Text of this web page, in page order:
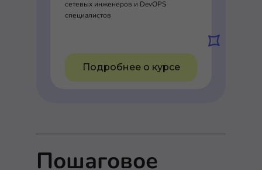
сетевых инженеров и DevOPS
специалистов
Подробнее о курсе
Пошаговое